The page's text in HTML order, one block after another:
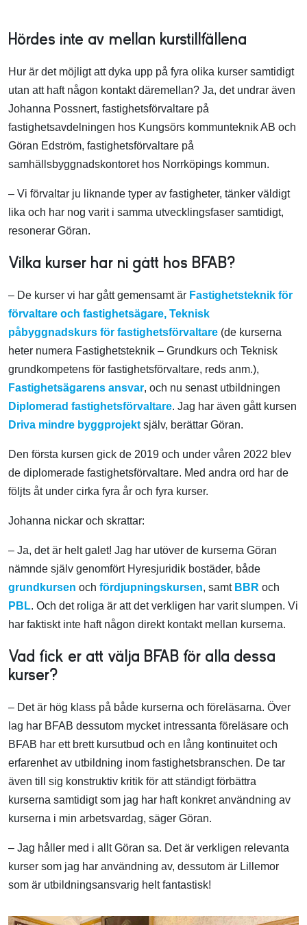
Hördes inte av mellan kurstillfällena
Hur är det möjligt att dyka upp på fyra olika kurser samtidigt
utan att haft någon kontakt däremellan? Ja, det undrar även
Johanna Possnert, fastighetsförvaltare på
fastighetsavdelningen hos Kungsörs kommunteknik AB och
Göran Edström, fastighetsförvaltare på
samhällsbyggnadskontoret hos Norrköpings kommun.
– Vi förvaltar ju liknande typer av fastigheter, tänker väldigt
lika och har nog varit i samma utvecklingsfaser samtidigt,
resonerar Göran.
Vilka kurser har ni gått hos BFAB?
– De kurser vi har gått gemensamt är Fastighetsteknik för
förvaltare och fastighetsägare, Teknisk
påbyggnadskurs för fastighetsförvaltare (de kurserna
heter numera Fastighetsteknik – Grundkurs och Teknisk
grundkompetens för fastighetsförvaltare, reds anm.),
Fastighetsägarens ansvar, och nu senast utbildningen
Diplomerad fastighetsförvaltare. Jag har även gått kursen
Driva mindre byggprojekt själv, berättar Göran.
Den första kursen gick de 2019 och under våren 2022 blev
de diplomerade fastighetsförvaltare. Med andra ord har de
följts åt under cirka fyra år och fyra kurser.
Johanna nickar och skrattar:
– Ja, det är helt galet! Jag har utöver de kurserna Göran
nämnde själv genomfört Hyresjuridik bostäder, både
grundkursen och fördjupningskursen, samt BBR och
PBL. Och det roliga är att det verkligen har varit slumpen. Vi
har faktiskt inte haft någon direkt kontakt mellan kurserna.
Vad fick er att välja BFAB för alla dessa
kurser?
– Det är hög klass på både kurserna och föreläsarna. Över
lag har BFAB dessutom mycket intressanta föreläsare och
BFAB har ett brett kursutbud och en lång kontinuitet och
erfarenhet av utbildning inom fastighetsbranschen. De tar
även till sig konstruktiv kritik för att ständigt förbättra
kurserna samtidigt som jag har haft konkret användning av
kurserna i min arbetsvardag, säger Göran.
– Jag håller med i allt Göran sa. Det är verkligen relevanta
kurser som jag har användning av, dessutom är Lillemor
som är utbildningsansvarig helt fantastisk!